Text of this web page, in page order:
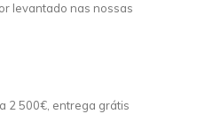
levantado nas nossas
2 500€, entrega grátis